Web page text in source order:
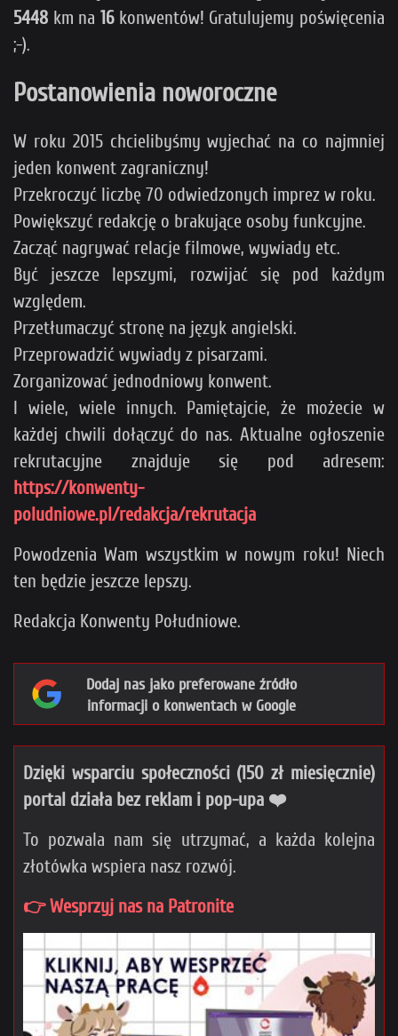
5448 km na 16konwentów! Gratulujemy poświęcenia
;-).
Postanowienia noworoczne
W roku 2015 chcielibyśmy wyjechać na co najmniej
jeden konwent zagraniczny!
Przekroczyć liczbę 70 odwiedzonych imprez w roku.
Powiększyć redakcję o brakujące osoby funkcyjne.
Zacząć nagrywać relacje filmowe, wywiady etc.
Być jeszcze lepszymi, rozwijać się pod każdym
względem.
Przetłumaczyć stronę na język angielski.
Przeprowadzić wywiady z pisarzami.
Zorganizować jednodniowy konwent.
I wiele, wiele innych. Pamiętajcie, że możecie w
każdej chwili dołączyć do nas. Aktualne ogłoszenie
rekrutacyjne znajduje się pod adresem:
https://konwenty-
poludniowe.pl/redakcja/rekrutacja
Powodzenia Wam wszystkim w nowym roku! Niech
ten będzie jeszcze lepszy.
Redakcja Konwenty Południowe.
Dodaj nas jako preferowane źródło
informacji o konwentach w Google
Dzięki wsparciu społeczności (150 zł miesięcznie)
portal działa bez reklam i pop-upa ❤️
To pozwala nam się utrzymać, a każda kolejna
złotówka wspiera nasz rozwój.
👉 Wesprzyj nas na Patronite